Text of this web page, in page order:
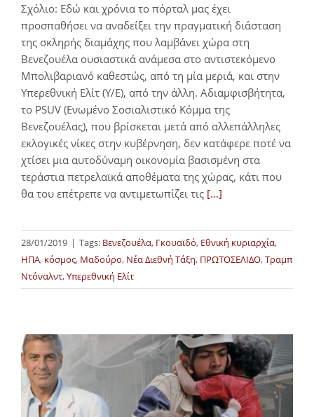
Σχόλιο: Εδώ και χρόνια το πόρταλ μας έχει
προσπαθήσει να αναδείξει την πραγματική διάσταση
της σκληρής διαμάχης που λαμβάνει χώρα στη
Βενεζουέλα ουσιαστικά ανάμεσα στο αντιστεκόμενο
Μπολιβαριανό καθεστώς, από τη μία μεριά, και στην
Υπερεθνική Ελίτ (Υ/Ε), από την άλλη. Αδιαμφισβήτητα,
το PSUV (Ενωμένο Σοσιαλιστικό Κόμμα της
Βενεζουέλας), που βρίσκεται μετά από αλλεπάλληλες
εκλογικές νίκες στην κυβέρνηση, δεν κατάφερε ποτέ να
χτίσει μια αυτοδύναμη οικονομία βασισμένη στα
τεράστια πετρελαϊκά αποθέματα της χώρας, κάτι που
θα του επέτρεπε να αντιμετωπίζει τις [...]
28/01/2019 | Tags: Βενεζουέλα, Γκουαϊδό, Εθνική κυριαρχία,
ΗΠΑ, κόσμος, Μαδούρο, Νέα Διεθνή Τάξη, ΠΡΩΤΟΣΕΛΙΔΟ,Τραμπ
Ντόναλντ,Υπερεθνική Ελίτ